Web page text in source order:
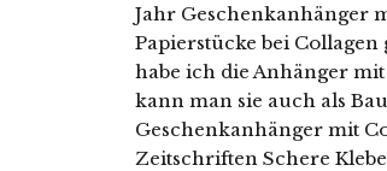
Jahr Geschenkanhänger
Papierstücke bei
habe ich die Anhänger
kann man sie auch als
Geschenkanhänger mit
Zeitschriften Schere